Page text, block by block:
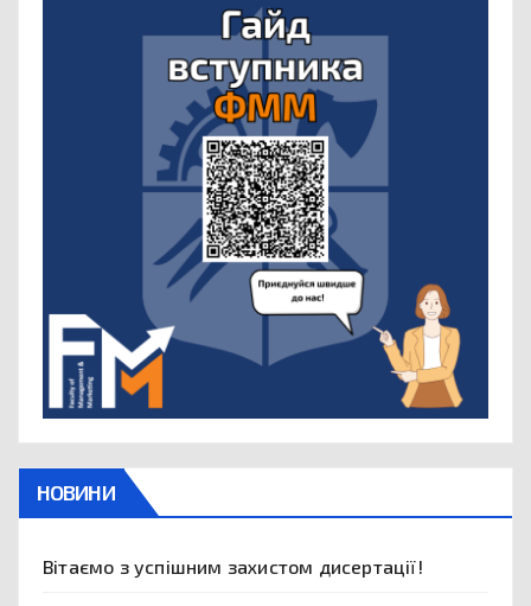
НОВИНИ
Вітаємо з успішним захистом дисертації!